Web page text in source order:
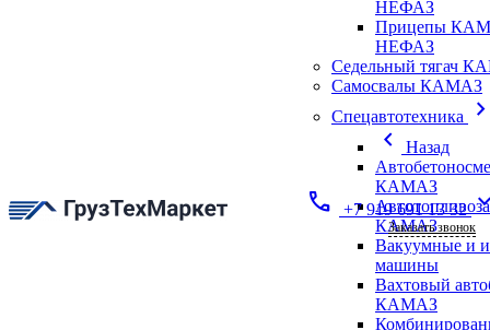
НЕФАЗ
Прицепы
НЕФАЗ
Седельный тягач
Самосвалы КАМАЗ
Спецавтотехника
chevron_left
Назад
КАМАЗ
КАМАЗ
Вакуумные и
машины
Вахтовый
КАМАЗ
call +7 919 691 13 32
Заказать звонок